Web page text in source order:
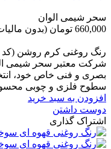
سحر شیمی الوان
660,000 تومان
(بدون
شرکت‌ معتبر سحر شیمی
بصری و فنی خاص خود،
سطوح فلزی و چوبی
افزودن به سبد خرید
دوست داشتن
اشتراک گذاری